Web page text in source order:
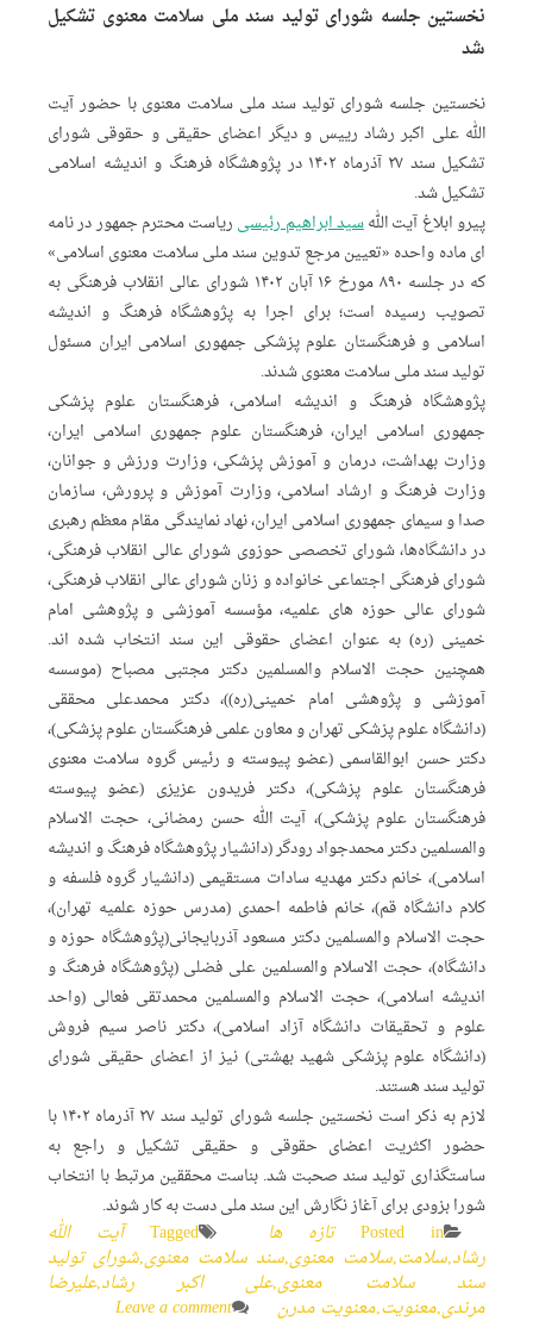
نخستین جلسه شورای تولید سند ملی سلامت معنوی تشکیل
شد
نخستین جلسه شورای تولید سند ملی سلامت معنوی با حضور آیت
الله علی اکبر رشاد رییس و دیگر اعضای حقیقی و حقوقی شورای
تشکیل سند ۲۷ آذرماه ۱۴۰۲ در پژوهشگاه فرهنگ و اندیشه اسلامی
تشکیل شد.
پیرو ابلاغ آیت اللهسید ابراهیم رئیسی ریاست محترم جمهور در نامه
ای ماده واحده «تعیین مرجع تدوین سند ملی سلامت معنوی اسلامی»
که در جلسه ۸۹۰ مورخ ۱۶ آبان ۱۴۰۲ شورای عالی انقلاب فرهنگی به
تصویب رسیده است؛ برای اجرا به پژوهشگاه فرهنگ و اندیشه
اسلامی و فرهنگستان علوم پزشکی جمهوری اسلامی ایران مسئول
تولید سند ملی سلامت معنوی شدند.
پژوهشگاه فرهنگ و اندیشه اسلامی، فرهنگستان علوم پزشکی
جمهوری اسلامی ایران، فرهنگستان علوم جمهوری اسلامی ایران،
وزارت بهداشت، درمان و آموزش پزشکی، وزارت ورزش و جوانان،
وزارت فرهنگ و ارشاد اسلامی، وزارت آموزش و پرورش، سازمان
صدا و سیمای جمهوری اسلامی ایران، نهاد نمایندگی مقام معظم رهبری
در دانشگاه‌ها، شورای تخصصی حوزوی شورای عالی انقلاب فرهنگی،
شورای فرهنگی اجتماعی خانواده و زنان شورای عالی انقلاب فرهنگی،
شورای عالی حوزه های علمیه، مؤسسه آموزشی و پژوهشی امام
خمینی (ره) به عنوان اعضای حقوقی این سند انتخاب شده اند.
همچنین حجت الاسلام والمسلمین دکتر مجتبی مصباح (موسسه
آموزشی و پژوهشی امام خمینی(ره))، دکتر محمدعلی محققی
(دانشگاه علوم پزشکی تهران و معاون علمی فرهنگستان علوم پزشکی)،
دکتر حسن ابوالقاسمی (عضو پیوسته و رئیس گروه سلامت معنوی
فرهنگستان علوم پزشکی)، دکتر فریدون عزیزی (عضو پیوسته
فرهنگستان علوم پزشکی)، آیت الله حسن رمضانی، حجت الاسلام
والمسلمین دکتر محمدجواد رودگر (دانشیار پژوهشگاه فرهنگ و اندیشه
اسلامی)، خانم دکتر مهدیه سادات مستقیمی (دانشیار گروه فلسفه و
کلام دانشگاه قم)، خانم فاطمه احمدی (مدرس حوزه علمیه تهران)،
حجت الاسلام والمسلمین دکتر مسعود آذربایجانی(پژوهشگاه حوزه و
دانشگاه)، حجت الاسلام والمسلمین علی فضلی (پژوهشگاه فرهنگ و
اندیشه اسلامی)، حجت الاسلام والمسلمین محمدتقی فعالی (واحد
علوم و تحقیقات دانشگاه آزاد اسلامی)، دکتر ناصر سیم فروش
(دانشگاه علوم پزشکی شهید بهشتی) نیز از اعضای حقیقی شورای
تولید سند هستند.
لازم به ذکر است نخستین جلسه شورای تولید سند ۲۷ آذرماه ۱۴۰۲ با
حضور اکثریت اعضای حقوقی و حقیقی تشکیل و راجع به
ساستگذاری تولید سند صحبت شد. بناست محققین مرتبط با انتخاب
شورا بزودی برای آغاز نگارش این سند ملی دست به کار شوند.
Posted in تازه ها Tagged آیت الله
رشاد,سلامت,سلامت معنوی,سند سلامت معنوی,شورای تولید
سند سلامت معنوی,علی اکبر رشاد,علیرضا
مرندی,معنویت,معنویت مدرن Leave a comment